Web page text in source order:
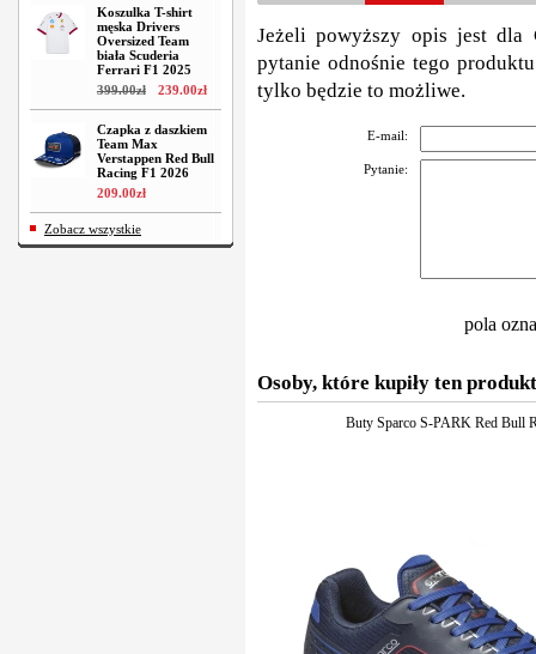
Koszulka T-shirt
męska Drivers
Oversized Team
biała Scuderia
Ferrari F1 2025
399.00zł 239.00zł
Czapka z daszkiem
Team Max
Verstappen Red Bull
Racing F1 2026
209.00zł
Zobacz wszystkie
Jeżeli powyższy opis jest dla
pytanie odnośnie tego
tylko będzie to możliwe.
E-mail:
Pytanie:
pola
Osoby, które kupiły ten
Buty Sparco S-PARK Red Bull